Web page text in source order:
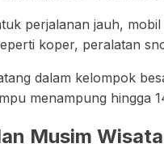
perjalanan jauh,
koper, peralatan
dalam kelompok
menampung hingga
Musim Wisata